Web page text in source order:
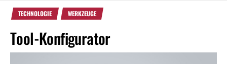
Menu
TECHNOLOGIE WERKZEUGE
Tool-Konfigurator